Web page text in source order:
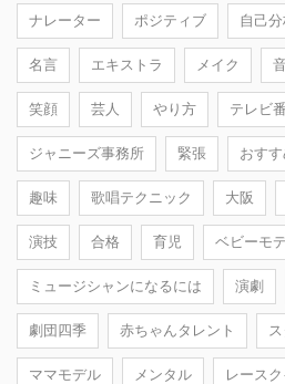
ナレーター ポジティブ 自己
名言 エキストラ メイク
笑顔 芸人 やり方 テレビ
ジャニーズ事務所 緊張 おすす
趣味 歌唱テクニック 大阪
演技 合格 育児 ベビーモ
ミュージシャンになるには 演劇
劇団四季 赤ちゃんタレント
ママモデル メンタル レース